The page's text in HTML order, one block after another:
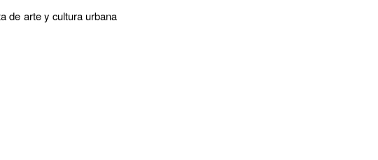
de arte y cultura urbana